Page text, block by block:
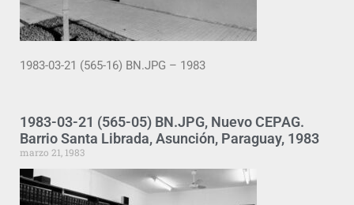
1983-03-21 (565-16) BN.JPG – 1983
1983-03-21 (565-05) BN.JPG, Nuevo CEPAG.
Barrio Santa Librada, Asunción, Paraguay, 1983
marzo 21, 1983